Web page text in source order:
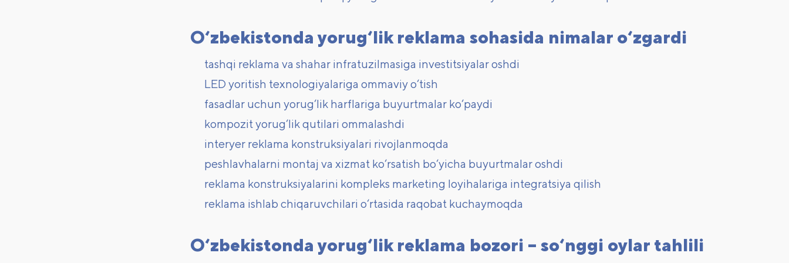
O‘zbekistonda yorug‘lik reklama sohasida nimalar o‘zgardi
tashqi reklama va shahar infratuzilmasiga investitsiyalar oshdi
LED yoritish texnologiyalariga ommaviy o‘tish
fasadlar uchun yorug‘lik harflariga buyurtmalar ko‘paydi
kompozit yorug‘lik qutilari ommalashdi
interyer reklama konstruksiyalari rivojlanmoqda
peshlavhalarni montaj va xizmat ko‘rsatish bo‘yicha buyurtmalar oshdi
reklama konstruksiyalarini kompleks marketing loyihalariga integratsiya qilish
reklama ishlab chiqaruvchilari o‘rtasida raqobat kuchaymoqda
O‘zbekistonda yorug‘lik reklama bozori – so‘nggi oylar tahlili